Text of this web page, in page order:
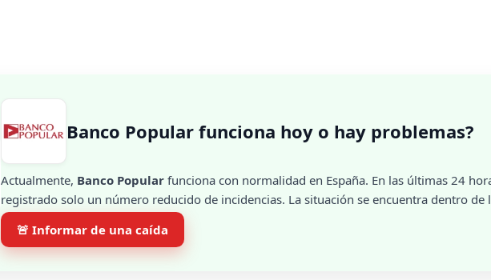
Banco Popular funciona hoy o hay problemas?
Actualmente, Banco Popular funciona con normalidad en España. En las últimas 24
registrado solo un número reducido de incidencias. La situación se encuentra dentro de
🚨 Informar de una caída